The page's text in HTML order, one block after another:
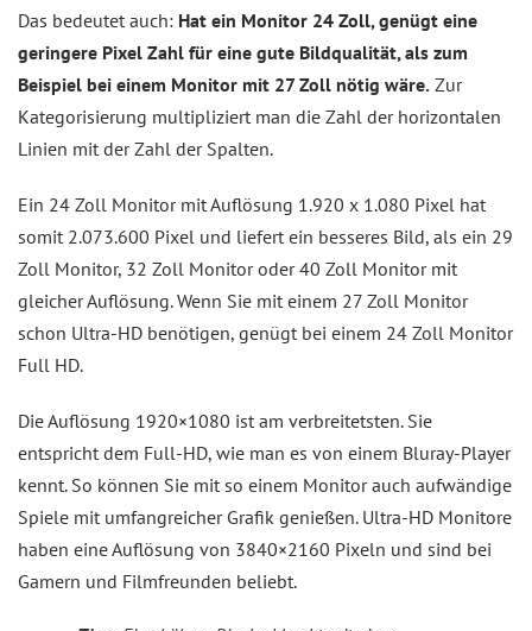
Das bedeutet auch: Hat ein Monitor 24 Zoll, genügt eine
geringere Pixel Zahl für eine gute Bildqualität, als zum
Beispiel bei einem Monitor mit 27 Zoll nötig wäre. Zur
Kategorisierung multipliziert man die Zahl der horizontalen
Linien mit der Zahl der Spalten.
Ein 24 Zoll Monitor mit Auflösung 1.920 x 1.080 Pixel hat
somit 2.073.600 Pixel und liefert ein besseres Bild, als ein 29
Zoll Monitor, 32 Zoll Monitor oder 40 Zoll Monitor mit
gleicher Auflösung. Wenn Sie mit einem 27 Zoll Monitor
schon Ultra-HD benötigen, genügt bei einem 24 Zoll Monitor
Full HD.
Die Auflösung 1920×1080 ist am verbreitetsten. Sie
entspricht dem Full-HD, wie man es von einem Bluray-Player
kennt. So können Sie mit so einem Monitor auch aufwändige
Spiele mit umfangreicher Grafik genießen. Ultra-HD Monitore
haben eine Auflösung von 3840×2160 Pixeln und sind bei
Gamern und Filmfreunden beliebt.